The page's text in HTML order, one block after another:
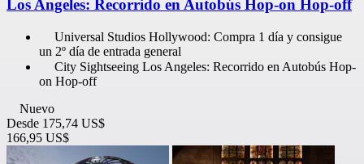
Los Angeles: Recorrido en Autobús Hop-on Hop-off
Universal Studios Hollywood: Compra 1 día y consigue
un 2º día de entrada general
City Sightseeing Los Angeles: Recorrido en Autobús Hop-
on Hop-off
Nuevo
Desde 175,74 US$
166,95 US$